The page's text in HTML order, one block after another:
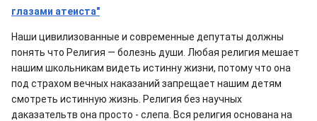
глазами атеиста"
Наши цивилизованные и современные депутаты должны
понять что Религия — болезнь души. Любая религия мешает
нашим школьникам видеть истинну жизни, потому что она
под страхом вечных наказаний запрещает нашим детям
смотреть истинную жизнь. Религия без научных
даказательтв она просто - слепа. Вся религия основана на